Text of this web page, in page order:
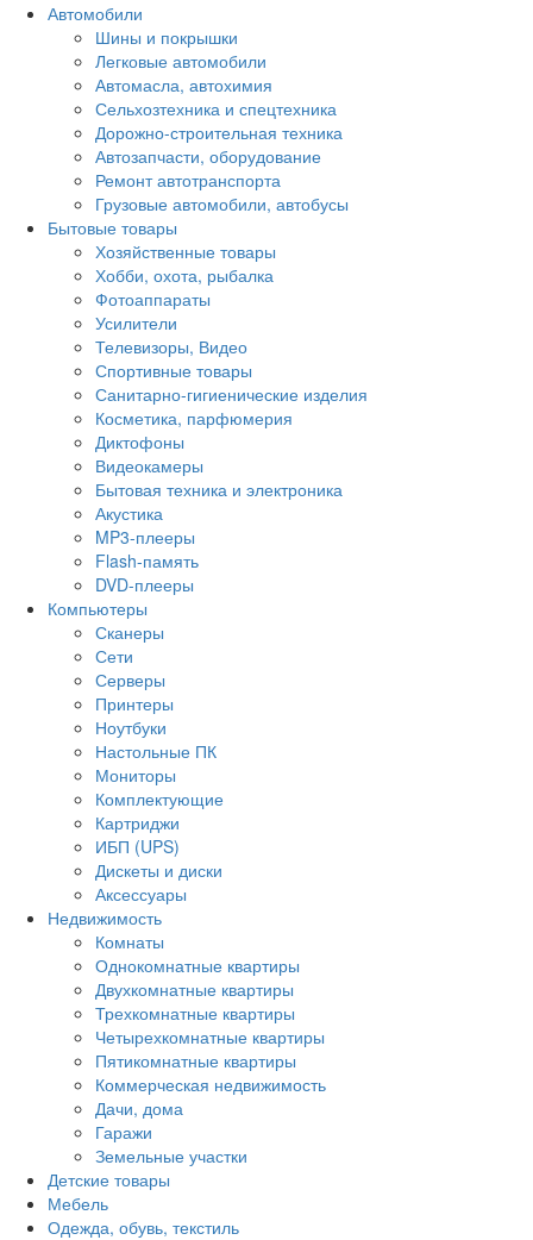
Автомобили
Шины и покрышки
Легковые автомобили
Автомасла, автохимия
Сельхозтехника и спецтехника
Дорожно-строительная техника
Автозапчасти, оборудование
Ремонт автотранспорта
Грузовые автомобили, автобусы
Бытовые товары
Хозяйственные товары
Хобби, охота, рыбалка
Фотоаппараты
Усилители
Телевизоры, Видео
Спортивные товары
Санитарно-гигиенические изделия
Косметика, парфюмерия
Диктофоны
Видеокамеры
Бытовая техника и электроника
Акустика
MP3-плееры
Flash-память
DVD-плееры
Компьютеры
Сканеры
Сети
Серверы
Принтеры
Ноутбуки
Настольные ПК
Мониторы
Комплектующие
Картриджи
ИБП (UPS)
Дискеты и диски
Аксессуары
Недвижимость
Комнаты
Однокомнатные квартиры
Двухкомнатные квартиры
Трехкомнатные квартиры
Четырехкомнатные квартиры
Пятикомнатные квартиры
Коммерческая недвижимость
Дачи, дома
Гаражи
Земельные участки
Детские товары
Мебель
Одежда, обувь, текстиль